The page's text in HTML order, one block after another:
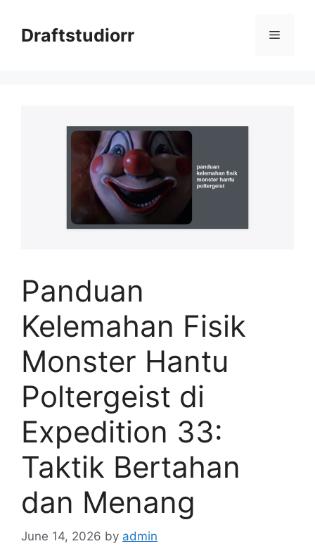
contentDraftstudiorr Menu
Panduan
Kelemahan Fisik
Monster Hantu
Poltergeist di
Expedition 33:
Taktik Bertahan
dan Menang
June 14, 2026 by admin